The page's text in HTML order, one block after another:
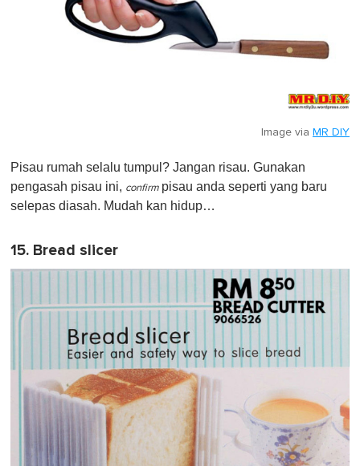
Image via MR DIY
Pisau rumah selalu tumpul? Jangan risau. Gunakan
pengasah pisau ini, confirmpisau anda seperti yang baru
selepas diasah. Mudah kan hidup…
15. Bread slicer